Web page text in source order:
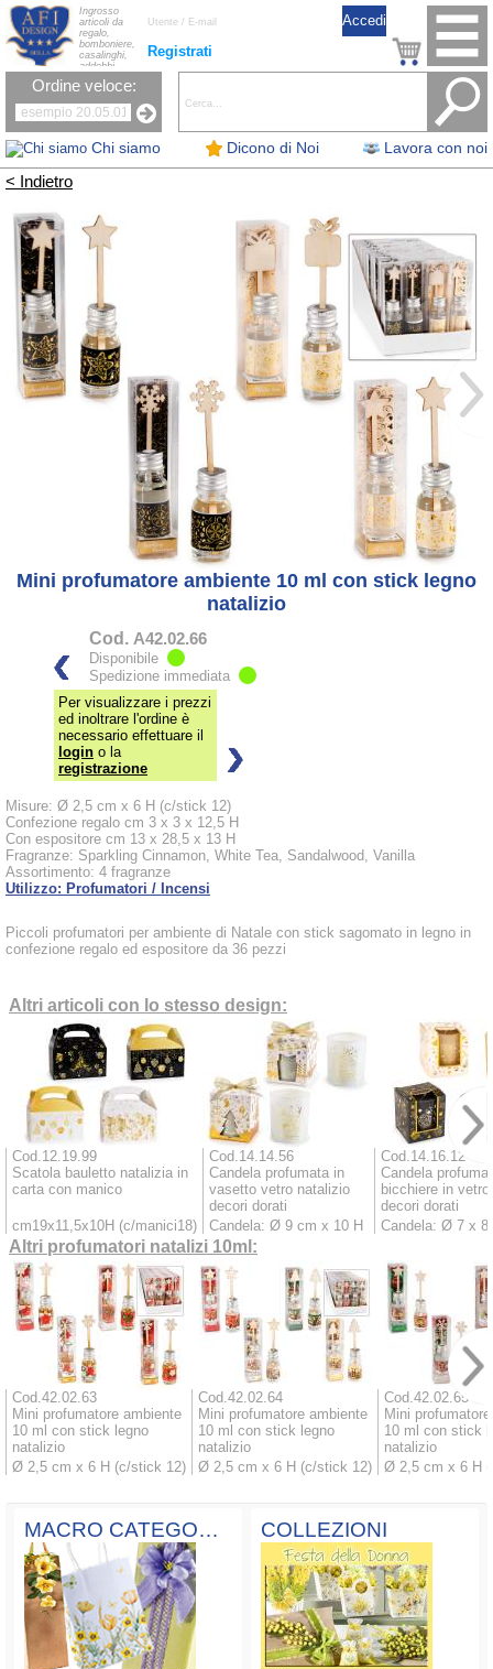
Chi siamo Dicono di Noi Lavora con noi
Registrati
Ingrosso
articoli da
regalo,
bomboniere,
casalinghi,
addobbi
natalizi, nastri,
oggettistica,
la tavola, fiori
artificiali e
candele.
Ordine veloce:
< Indietro
Mini profumatore ambiente 10 ml con stick legno
natalizio
Cod. A42.02.66
Disponibile
Spedizione immediata
Per visualizzare i prezzi
ed inoltrare l'ordine è
necessario effettuare il
login o la
registrazione
Misure: Ø 2,5 cm x 6 H (c/stick 12)
Confezione regalo cm 3 x 3 x 12,5 H
Con espositore cm 13 x 28,5 x 13 H
Fragranze: Sparkling Cinnamon, White Tea, Sandalwood, Vanilla
Assortimento: 4 fragranze
Utilizzo: Profumatori / Incensi
Piccoli profumatori per ambiente di Natale con stick sagomato in legno in
confezione regalo ed espositore da 36 pezzi
Altri articoli con lo stesso design:
Cod.12.19.99
Scatola bauletto natalizia in
carta con manico
cm19x11,5x10H (c/manici18)
Cod.14.14.56
Candela profumata in
vasetto vetro natalizio
decori dorati
Candela: Ø 9 cm x 10 H
Cod.14.16.12
Candela
bicchiere in
decori dorati
Candela: Ø 7 x 8
Altri profumatori natalizi 10ml:
Cod.42.02.63
Mini profumatore ambiente
10 ml con stick legno
natalizio
Ø 2,5 cm x 6 H (c/stick 12)
Cod.42.02.64
Mini profumatore ambiente
10 ml con stick legno
natalizio
Ø 2,5 cm x 6 H (c/stick 12)
Cod.42.02.65
Mini
10 ml con stick
natalizio
Ø 2,5 cm x 6 H
MACRO CATEGORIE COLLEZIONI